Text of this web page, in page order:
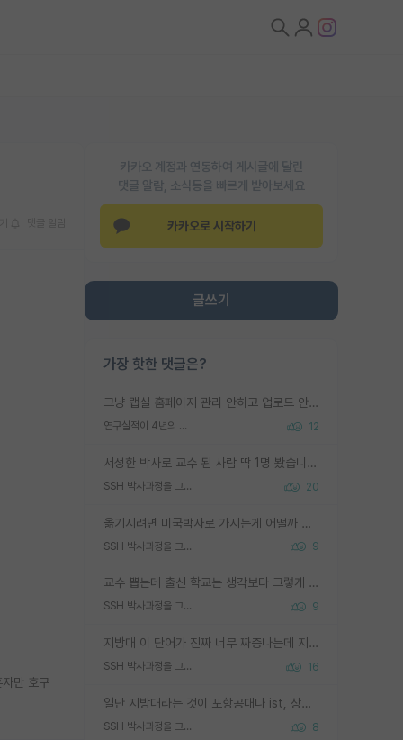
카카오 계정과 연동하여 게시글에 달린
댓글 알람, 소식등을 빠르게 받아보세요
카카오로 시작하기
글쓰기
가장 핫한 댓글은?
그냥 랩실 홈페이지 관리 안하고 업로드 안한거 아님?
연구실적이 4년의 공백이 있는거 어떻게 생각하냐 12
서성한 박사로 교수 된 사람 딱 1명 봤습니다. 근데 지방대 박사로 교수된 거는 기적이 일어나야되요. 서성한 학부부터여도 빡센게 교수임용일텐데 지방대박사로 무슨 교수가 되나요...... 중소기업/중견기업 팀장급/연구소장급이나 될거 같네요.
SSH 박사과정을 그만두고 지방대 박사로 옮기면 교수의 꿈은 끝일까요? 20
옮기시려면 미국박사로 가시는게 어떨까 싶네요. 교수가 꿈이면 미국박사 하고 미국교수 까지 같이 노리시는게 기회가 많지 않을까요?
SSH 박사과정을 그만두고 지방대 박사로 옮기면 교수의 꿈은 끝일까요? 9
교수 뽑는데 출신 학교는 생각보다 그렇게 안 봄. 앞으로는 더 안 보게 될거임. 박사는 어디서 진행해도 됨. 단, 제대로 쌓고 좋은 실적 만들 수 있다면. 그런데 지방대는 그럴 가능성이 지극히 낮음. 나만 열심히 잘 하면 된다? 인간은 주변 환경에 지배되는 나약한 존재임. 주변의 지방대 대학원생과 섞이고 지방 특유의 여유로움 또는 나쁘게 얘기해서 나태함에 젖어 살다보면 교수의 꿈 자체를 잊어버리게 될 가능성도 있음. 주변 환경이 70~80%임.
SSH 박사과정을 그만두고 지방대 박사로 옮기면 교수의 꿈은 끝일까요? 9
지방대 이 단어가 진짜 너무 짜증나는데 지방대면 다 그냥 쓰레기인가요? 무슨 말 같지도 않은 댓글들이 있는건지??? 지방에도 충분히 좋은 대학 많고 충분히 잘하는 교수님들 많습니다 포항공대 4개 IST 대표 지거국들 여기 모두 다 지방에 있고 여기 출신들 중에 교수하는 분들 적지 않습니다 지거국 출신이 무슨 교수를 하냐?라고 생각할 사람들 많은데 상위 대표 지거국에 아웃라이어들 많습니다 결국 개인의 연구역량과 실적이 중요합니다 이 역량을 펼치는데 있어서 지도교수와의 합도 중요합니다. 그리고 경력이 필요하면 해외포닥까지 다녀오세요
SSH 박사과정을 그만두고 지방대 박사로 옮기면 교수의 꿈은 끝일까요? 16
일단 지방대라는 것이 포항공대나 ist, 상위 지거국은 아니라고 생각하겠습니다. 그런곳은 서성한에 비해 소위 대학 네임밸류가 크게 뒤떨어지지는 않으니까요. 대학 이름이 중요하냐? 당연합니다. 대학 이름이 좋아서 좋은 아웃풋이 나오는 것이냐, 좋은 대학은 좋은 사람과 좋은 기회가 몰려있으니 아웃풋도 자연스럽게 좋아지는 것이냐? 대답하기 어려운 문제입니다. 아직 한국 사회에서 학벌을 보는 것도, 특히 이공계를 중심으로 학벌보다는 실적 위주라는 분위기가 형성되는 것도 사실입니다. 지방대 출신으로 전임교수가 될수 있느냐? 가능 불가능을 따지면 당연히 가능입니다. 지방대 박사 출신으로 전임교원이 된 경우가 실제로 있으니까요. 현실적인 가능성이 있느냐? 지금 이정도 대학의 교수가 되고싶다고 생각되는 대학 들어가서 컴공과 교수 목록 켜고 박사 어디서 받았는지 쭉 한번 보세요. 냉정하게 지방대 출신인 분들이 많지는 않으실겁니다.
SSH 박사과정을 그만두고 지방대 박사로 옮기면 교수의 꿈은 끝일까요? 8
만 호구